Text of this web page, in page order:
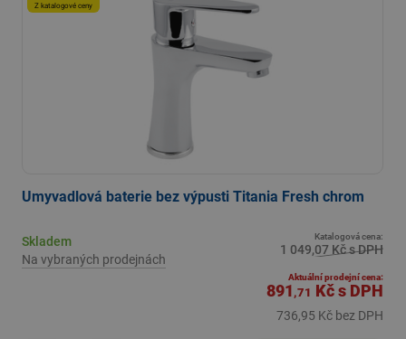
Z katalogové ceny
Umyvadlová baterie bez výpusti Titania Fresh chrom
Skladem
Na vybraných prodejnách
Katalogová cena:
1 049,07 Kč s DPH
Aktuální prodejní cena:
891 ,71 Kčs DPH
736,95 Kč bez DPH